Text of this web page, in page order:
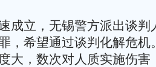
立，无锡警方派出谈判
，希望通过谈判化解危机
大，数次对人质实施伤害